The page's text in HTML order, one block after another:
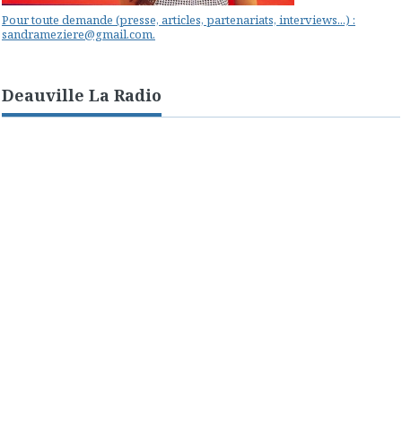
Pour toute demande (presse, articles, partenariats, interviews...) :
sandrameziere@gmail.com.
Deauville La Radio